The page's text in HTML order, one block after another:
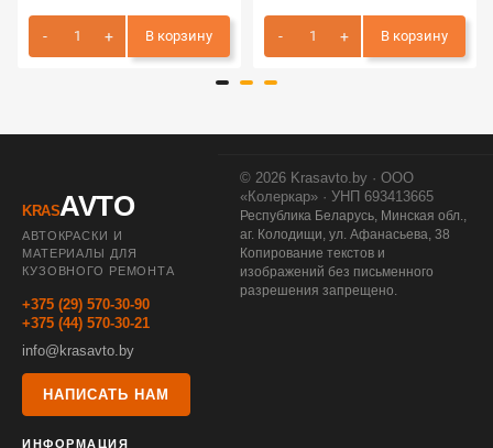
В корзину В корзину
KRASAVTO
АВТОКРАСКИ И
МАТЕРИАЛЫ ДЛЯ
КУЗОВНОГО РЕМОНТА
+375 (29) 570-30-90
+375 (44) 570-30-21
info@krasavto.by
НАПИСАТЬ НАМ
ИНФОРМАЦИЯ
© 2026 Krasavto.by · ООО
«Колеркар» · УНП 693413665
Республика Беларусь, Минская обл.,
аг. Колодищи, ул. Афанасьева, 38
Копирование текстов и
изображений без письменного
разрешения запрещено.